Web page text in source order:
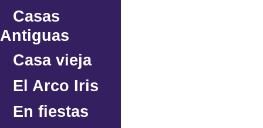
Casas
Antiguas
Casa vieja
El Arco Iris
En fiestas